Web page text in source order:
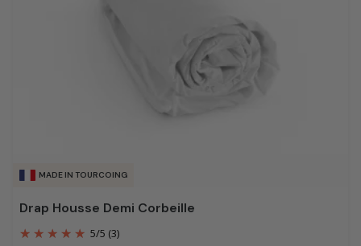
MADE IN TOURCOING
Drap Housse Demi Corbeille
5/5 (3)